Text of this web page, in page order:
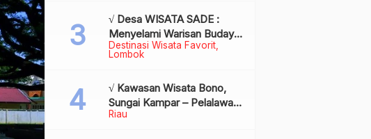
Destinasi Wisata Favorit
Lombok
√ Desa WISATA SADE :
Menyelami Warisan Budaya
Suku Sasak di Jantung
Riau
√ Kawasan Wisata Bono,
Sungai Kampar – Pelalawan:
Fenomena Ombak di